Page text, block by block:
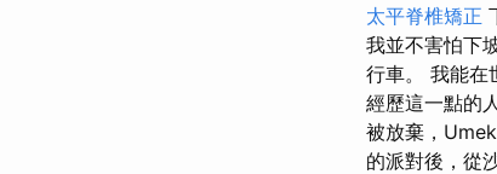
太平脊椎矯正
我並不害怕下
行車。 我能在
經歷這一點的
被放棄，
的派對後，從